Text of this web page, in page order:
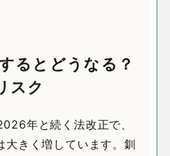
るとどうなる？
スク
年と続く法改正で、
大きく増しています。釧